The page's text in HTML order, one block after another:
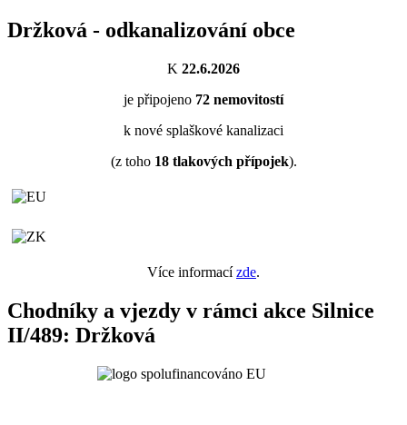
Držková - odkanalizování obce
K 22.6.2026
je připojeno 72 nemovitostí
k nové splaškové kanalizaci
(z toho 18tlakových přípojek).
Více informacízde.
Chodníky a vjezdy v rámci akce Silnice
II/489: Držková